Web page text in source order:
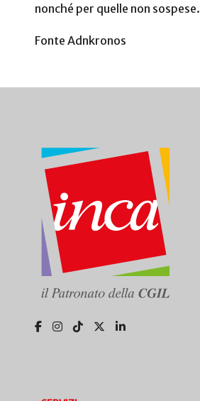
nonché per quelle non sospese.
Fonte Adnkronos